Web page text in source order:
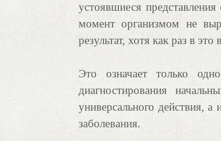
устоявшиеся
момент организмом не
результат, хотя как раз в
Это означает только
диагностирования
универсального действия,
заболевания.